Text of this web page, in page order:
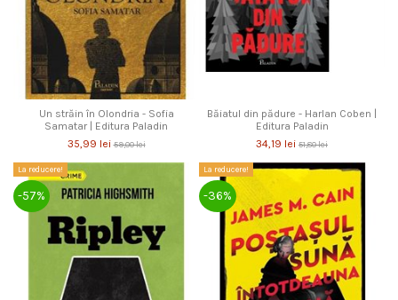
Un străin în Olondria - Sofia
Samatar | Editura Paladin
35,99 lei59,00 lei
Băiatul din pădure - Harlan Coben |
Editura Paladin
34,19 lei 51,80 lei
La reducere!
-57%
La reducere!
-36%